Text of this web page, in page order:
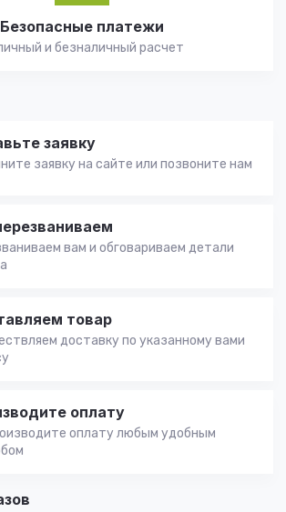
Безопасные платежи
и безналичный расчет
заявку
заявку на сайте или позвоните нам
вам и обговариваем детали
товар
доставку по указанному вами
оплату
оплату любым удобным